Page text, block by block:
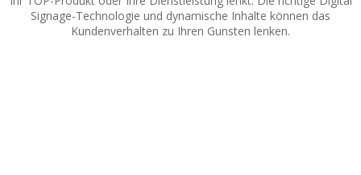
Signage-Technologie und dynamische Inhalte können das
Kundenverhalten zu Ihren Gunsten lenken.